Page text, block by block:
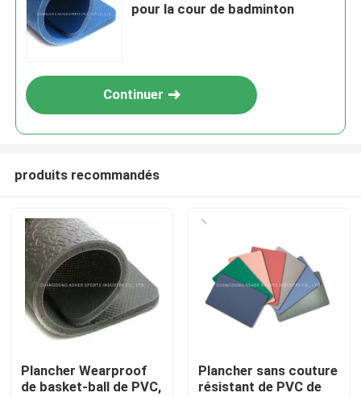
pour la cour de badminton
Continuer
produits recommandés
Plancher Wearproof
de basket-ball de PVC,
Plancher sans couture
résistant de PVC de